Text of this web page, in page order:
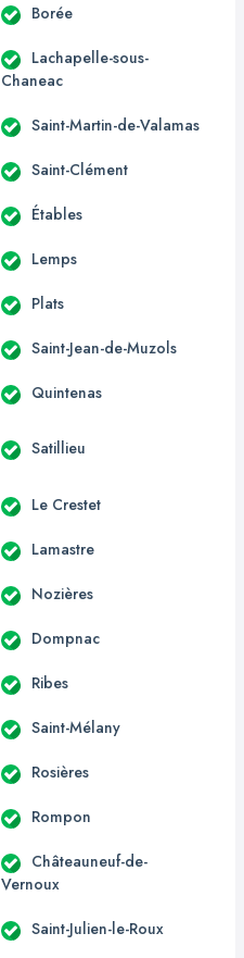
Borée
Lachapelle-sous-
Chaneac
Saint-Martin-de-Valamas
Saint-Clément
Étables
Lemps
Plats
Saint-Jean-de-Muzols
Quintenas
Satillieu
Le Crestet
Lamastre
Nozières
Dompnac
Ribes
Saint-Mélany
Rosières
Rompon
Châteauneuf-de-
Vernoux
Saint-Julien-le-Roux